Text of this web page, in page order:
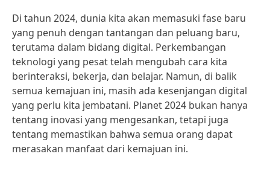
Di tahun 2024, dunia kita akan memasuki fase baru
yang penuh dengan tantangan dan peluang baru,
terutama dalam bidang digital. Perkembangan
teknologi yang pesat telah mengubah cara kita
berinteraksi, bekerja, dan belajar. Namun, di balik
semua kemajuan ini, masih ada kesenjangan digital
yang perlu kita jembatani. Planet 2024 bukan hanya
tentang inovasi yang mengesankan, tetapi juga
tentang memastikan bahwa semua orang dapat
merasakan manfaat dari kemajuan ini.